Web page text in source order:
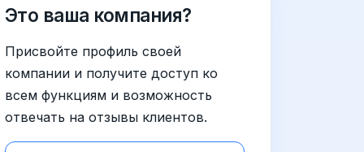
Это ваша компания?
Присвойте профиль своей
компании и получите доступ ко
всем функциям и возможность
отвечать на отзывы клиентов.